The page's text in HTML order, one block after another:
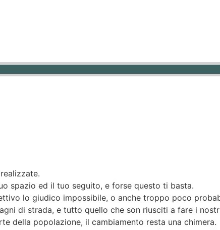
spazio ed il tuo seguito, e forse questo ti basta.
lo giudico impossibile, o anche troppo poco
di strada, e tutto quello che son riusciti a fare i
della popolazione, il cambiamento resta una chimera.